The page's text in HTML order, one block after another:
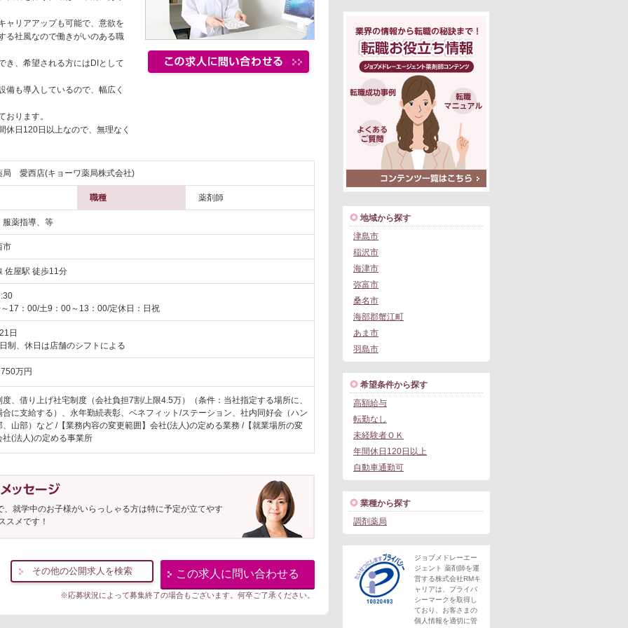
ャリアアップも可能で、意欲を
る社風なので働きがいのある職
き、希望される方にはDIとして
備も導入しているので、幅広く
おります。
休日120日以上なので、無理なく
局 愛西店(キョーワ薬局株式会社)
職種 薬剤師
服薬指導、等
市
佐屋駅 徒歩11分
17：00/土9：00～13：00/定休日：日祝
日
制、休日は店舗のシフトによる
万円
、借り上げ社宅制度（会社負担7割/上限4.5万）（条件：当社指定する場所に、
合に支給する）、永年勤続表彰、ベネフィット/ステーション、社内同好会（ハン
、山部）など /【業務内容の変更範囲】会社(法人)の定める業務 /【就業場所の変
社(法人)の定める事業所
就学中のお子様がいらっしゃる方は特に予定が立てやす
スメです！
その他の公開求人を検索 この求人に問い合わせる
※応募状況によって募集終了の場合もございます。何卒ご了承ください。
地域から探す
津島市
稲沢市
海津市
弥富市
桑名市
海部郡蟹江町
あま市
羽島市
希望条件から探す
高額給与
転勤なし
未経験者ＯＫ
年間休日120日以上
自動車通勤可
業種から探す
調剤薬局
ジョブメドレーエー
ジェント 薬剤師を運
営する株式会社RMキ
ャリアは、プライバ
シーマークを取得し
ており、お客さまの
個人情報を適切に管